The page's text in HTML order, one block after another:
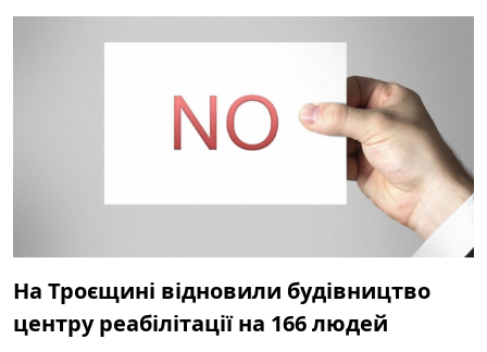
На Троєщині відновили будівництво
центру реабілітації на 166 людей